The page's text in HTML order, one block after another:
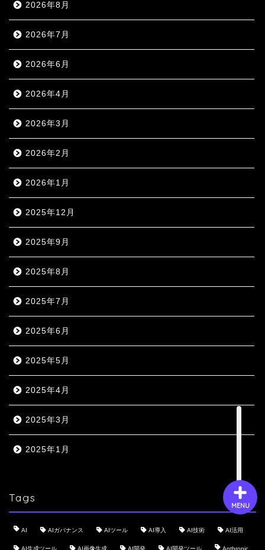
2026年8月
2026年7月
2026年6月
2026年4月
2026年3月
2026年2月
2026年1月
2025年12月
2025年9月
2025年8月
2025年7月
2025年6月
2025年5月
2025年4月
2025年3月
2025年1月
Tags
AI AIガバナンス AIツール AI導入 AI技術 AI活用
AI生成ツール AI画像生成 AI開発 AI開発ツール Anthropic
MENU